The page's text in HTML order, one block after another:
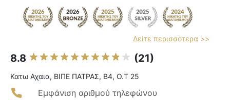
Δείτε περισσότερα >>
8.8 (21)
Κατω Αχαια, ΒΙΠΕ ΠΑΤΡΑΣ, Β4, Ο.Τ 25
Εμφάνιση αριθμού τηλεφώνου